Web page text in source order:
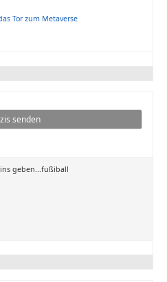
Tor zum Metaverse
senden
geben...fußiball